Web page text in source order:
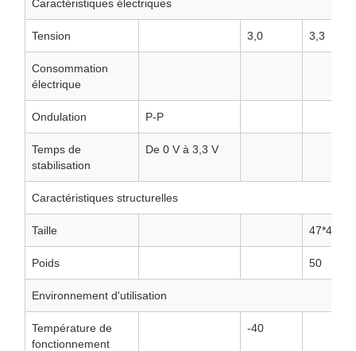
Caractéristiques électriques
Tension 3,0 3,3
Consommation
électrique
Ondulation P-P
Temps de
stabilisation
De 0 V à 3,3 V
Caractéristiques structurelles
Taille 47*44*14
Poids 50
Environnement d'utilisation
Température de
fonctionnement
-40